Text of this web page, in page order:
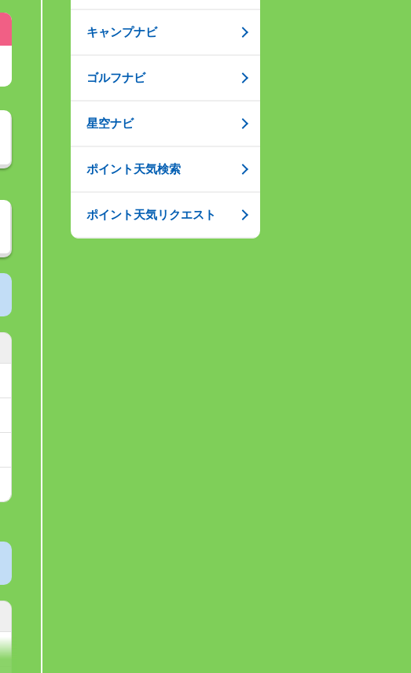
キャンプナビ
ゴルフナビ
星空ナビ
ポイント天気検索
ポイント天気リクエスト